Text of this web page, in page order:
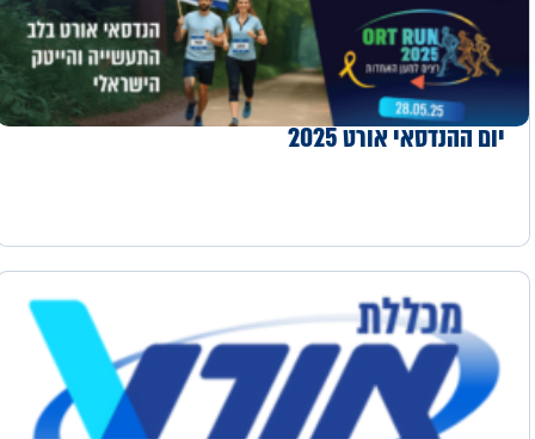
יום ההנדסאי אורט 2025